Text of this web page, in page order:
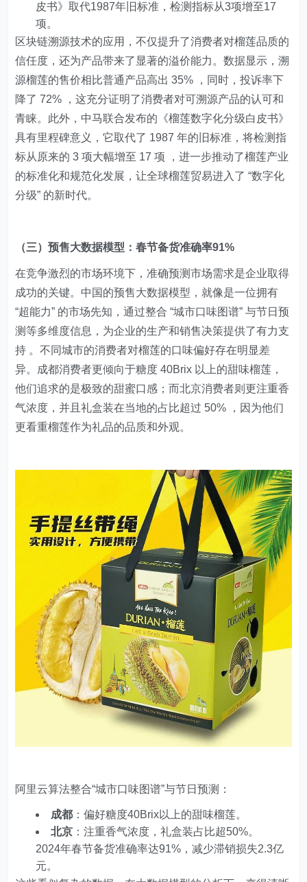
皮书》取代1987年旧标准，检测指标从3项增至17
项。
区块链溯源技术的应用，不仅提升了消费者对榴莲品质的
信任度，还为产品带来了显著的溢价能力。数据显示，溯
源榴莲的售价相比普通产品高出 35% ，同时，投诉率下
降了 72% ，这充分证明了消费者对可溯源产品的认可和
青睐。此外，中马联合发布的《榴莲数字化分级白皮书》
具有里程碑意义，它取代了 1987 年的旧标准，将检测指
标从原来的 3 项大幅增至 17 项 ，进一步推动了榴莲产业
的标准化和规范化发展，让全球榴莲贸易进入了 “数字化
分级” 的新时代。
（三）预售大数据模型：春节备货准确率91%
在竞争激烈的市场环境下，准确预测市场需求是企业取得
成功的关键。中国的预售大数据模型，就像是一位拥有
“超能力” 的市场先知，通过整合 “城市口味图谱” 与节日预
测等多维度信息，为企业的生产和销售决策提供了有力支
持 。不同城市的消费者对榴莲的口味偏好存在明显差
异。成都消费者更倾向于糖度 40Brix 以上的甜味榴莲，
他们追求的是极致的甜蜜口感；而北京消费者则更注重香
气浓度，并且礼盒装在当地的占比超过 50% ，因为他们
更看重榴莲作为礼品的品质和外观。
阿里云算法整合“城市口味图谱”与节日预测：
成都 ：偏好糖度40Brix以上的甜味榴莲。
北京 ：注重香气浓度，礼盒装占比超50%。
2024年春节备货准确率达91%，减少滞销损失2.3亿
元。